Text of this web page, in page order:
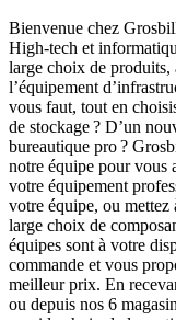
Bienvenue chez
High-tech et
large choix de
l’équipement
vous faut, tout en
de stockage ? D’un
bureautique pro ?
notre équipe pour vous
votre équipement
votre équipe, ou
large choix de
équipes sont à votre
commande et vous
meilleur prix. En
ou depuis nos 6